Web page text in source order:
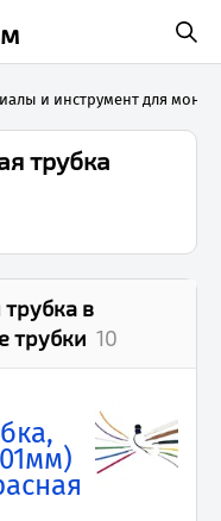
и инструмент для
трубка
трубка в
трубки 10